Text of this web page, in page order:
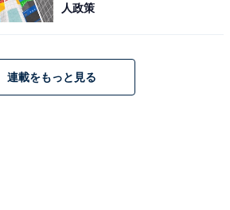
キャンペーンも同時開催
人政策
連載をもっと見る